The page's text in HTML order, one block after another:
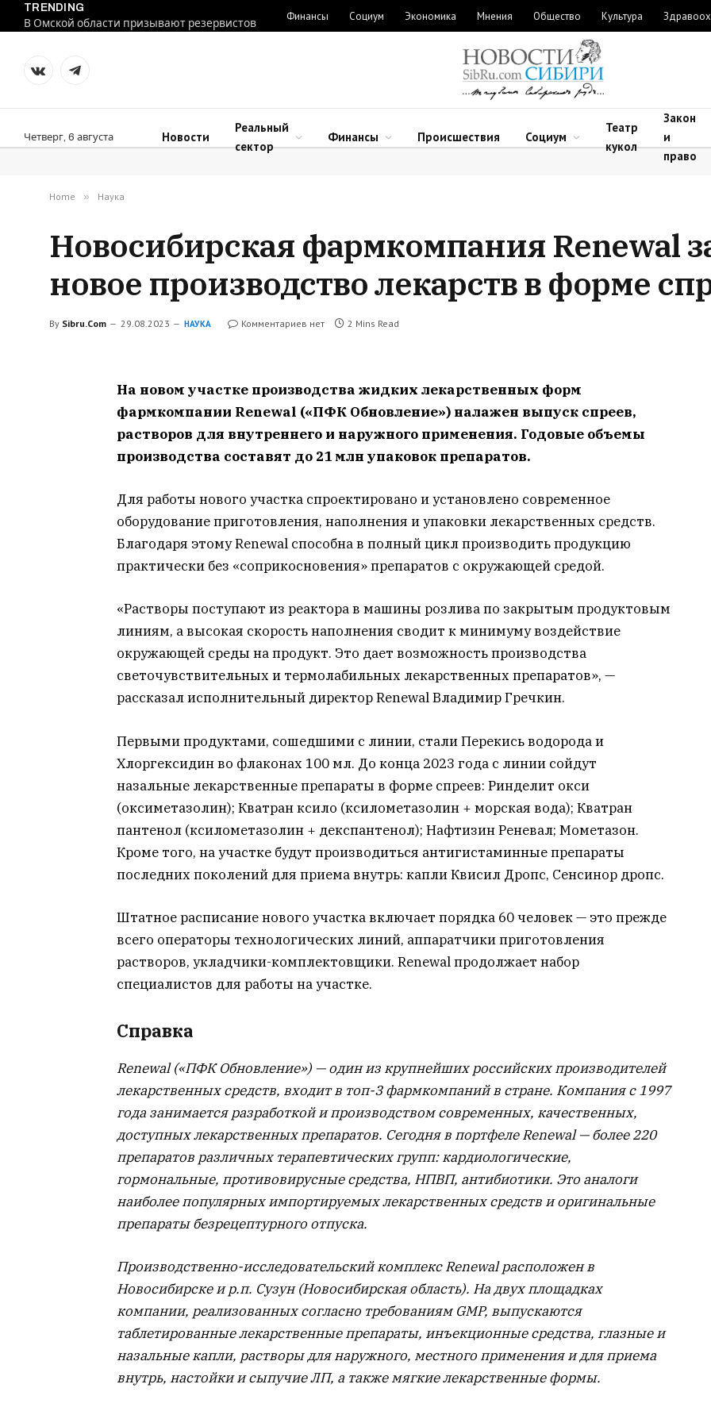
TRENDING
В Омской области призывают резервистов
Финансы Социум Экономика Мнения Общество Культура
VKontakteTelegram
Четверг, 6 августа Новости
Реальный
сектор
Финансы Происшествия Социум
Театр
кукол
Закон
и
право
Home » Наука
Новосибирская фармкомпания Renewal
новое производство лекарств в форме
By Sibru.Com 29.08.2023 НАУКА Комментариев нет 2 Mins Read
На новом участке производства жидких лекарственных форм
фармкомпании Renewal («ПФК Обновление») налажен выпуск спреев,
растворов для внутреннего и наружного применения. Годовые объемы
производства составят до 21 млн упаковок препаратов.
Для работы нового участка спроектировано и установлено современное
оборудование приготовления, наполнения и упаковки лекарственных средств.
Благодаря этому Renewal способна в полный цикл производить продукцию
практически без «соприкосновения» препаратов с окружающей средой.
«Растворы поступают из реактора в машины розлива по закрытым продуктовым
линиям, а высокая скорость наполнения сводит к минимуму воздействие
окружающей среды на продукт. Это дает возможность производства
светочувствительных и термолабильных лекарственных препаратов», —
рассказал исполнительный директор Renewal Владимир Гречкин.
Первыми продуктами, сошедшими с линии, стали Перекись водорода и
Хлоргексидин во флаконах 100 мл. До конца 2023 года с линии сойдут
назальные лекарственные препараты в форме спреев: Ринделит окси
(оксиметазолин); Кватран ксило (ксилометазолин + морская вода); Кватран
пантенол (ксилометазолин + декспантенол); Нафтизин Реневал; Мометазон.
Кроме того, на участке будут производиться антигистаминные препараты
последних поколений для приема внутрь: капли Квисил Дропс, Сенсинор дропс.
Штатное расписание нового участка включает порядка 60 человек — это прежде
всего операторы технологических линий, аппаратчики приготовления
растворов, укладчики-комплектовщики. Renewal продолжает набор
специалистов для работы на участке.
Справка
Renewal («ПФК Обновление») — один из крупнейших российских производителей
лекарственных средств, входит в топ-3 фармкомпаний в стране. Компания с 1997
года занимается разработкой и производством современных, качественных,
доступных лекарственных препаратов. Сегодня в портфеле Renewal — более 220
препаратов различных терапевтических групп: кардиологические,
гормональные, противовирусные средства, НПВП, антибиотики. Это аналоги
наиболее популярных импортируемых лекарственных средств и оригинальные
препараты безрецептурного отпуска.
Производственно-исследовательский комплекс Renewal расположен в
Новосибирске и р.п. Сузун (Новосибирская область). На двух площадках
компании, реализованных согласно требованиям GMP, выпускаются
таблетированные лекарственные препараты, инъекционные средства, глазные и
назальные капли, растворы для наружного, местного применения и для приема
внутрь, настойки и сыпучие ЛП, а также мягкие лекарственные формы.